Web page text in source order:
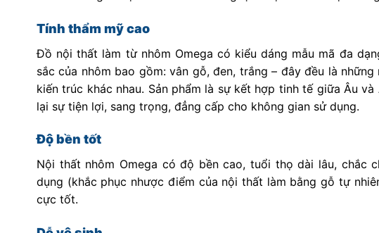
Tính thẩm mỹ cao
Đồ nội thất làm từ nhôm Omega có kiểu dáng mẫu mã đa
sắc của nhôm bao gồm: vân gỗ, đen, trắng – đây đều là
kiến trúc khác nhau. Sản phẩm là sự kết hợp tinh tế giữa Âu
lại sự tiện lợi, sang trọng, đẳng cấp cho không gian sử dụng.
Độ bền tốt
Nội thất nhôm Omega có độ bền cao, tuổi thọ dài lâu, chắc
dụng (khắc phục nhược điểm của nội thất làm bằng gỗ tự
cực tốt.